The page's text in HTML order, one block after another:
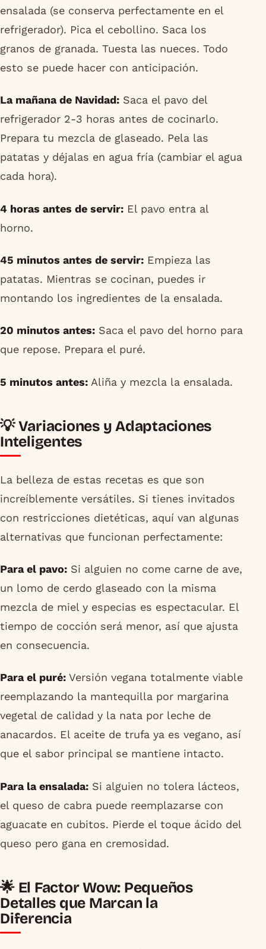
ensalada (se conserva perfectamente en el
refrigerador). Pica el cebollino. Saca los
granos de granada. Tuesta las nueces. Todo
esto se puede hacer con anticipación.
La mañana de Navidad: Saca el pavo del
refrigerador 2-3 horas antes de cocinarlo.
Prepara tu mezcla de glaseado. Pela las
patatas y déjalas en agua fría (cambiar el agua
cada hora).
4 horas antes de servir: El pavo entra al
horno.
45 minutos antes de servir: Empieza las
patatas. Mientras se cocinan, puedes ir
montando los ingredientes de la ensalada.
20 minutos antes: Saca el pavo del horno para
que repose. Prepara el puré.
5 minutos antes: Aliña y mezcla la ensalada.
💡 Variaciones y Adaptaciones
Inteligentes
La belleza de estas recetas es que son
increíblemente versátiles. Si tienes invitados
con restricciones dietéticas, aquí van algunas
alternativas que funcionan perfectamente:
Para el pavo: Si alguien no come carne de ave,
un lomo de cerdo glaseado con la misma
mezcla de miel y especias es espectacular. El
tiempo de cocción será menor, así que ajusta
en consecuencia.
Para el puré: Versión vegana totalmente viable
reemplazando la mantequilla por margarina
vegetal de calidad y la nata por leche de
anacardos. El aceite de trufa ya es vegano, así
que el sabor principal se mantiene intacto.
Para la ensalada: Si alguien no tolera lácteos,
el queso de cabra puede reemplazarse con
aguacate en cubitos. Pierde el toque ácido del
queso pero gana en cremosidad.
🌟 El Factor Wow: Pequeños
Detalles que Marcan la
Diferencia